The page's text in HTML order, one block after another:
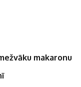
makaronu